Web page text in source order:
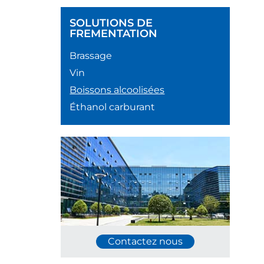
SOLUTIONS DE
FREMENTATION
Brassage
Vin
Boissons alcoolisées
Éthanol carburant
Contactez nous